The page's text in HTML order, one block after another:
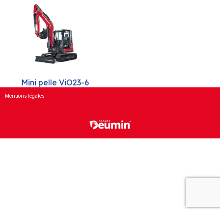
Mini pelle ViO23-6
Mentions légales